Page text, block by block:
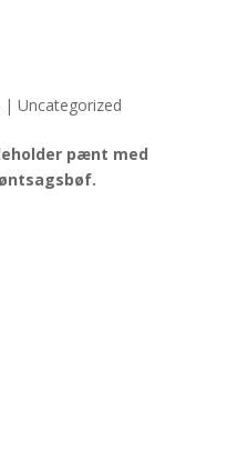
| Uncategorized
pænt med